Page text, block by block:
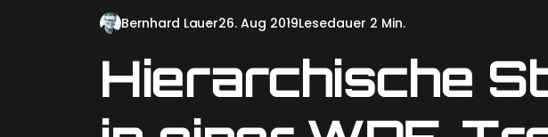
Bernhard Lauer26. Aug 2019Lesedauer 2 Min.
Hierarchische